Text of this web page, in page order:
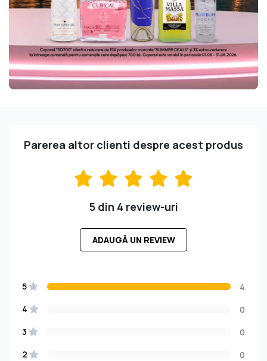
Parerea altor clienti despre acest produs
5 din 4 review-uri
ADAUGĂ UN REVIEW
5
4
4
0
3
0
2
0